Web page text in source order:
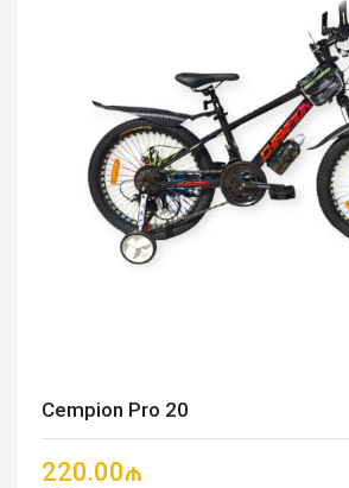
Cempion Pro 20
220.00₼